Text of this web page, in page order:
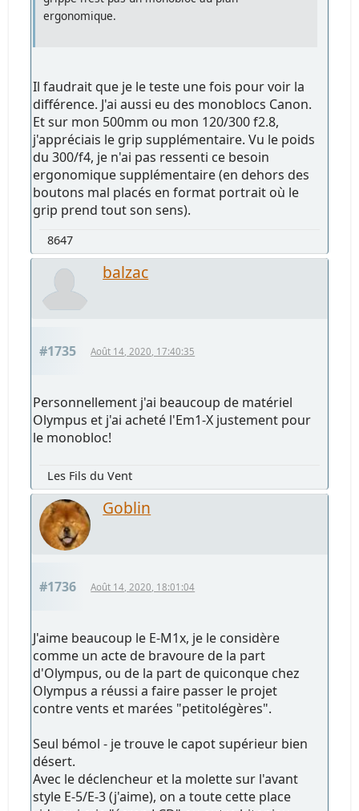
ergonomique.
Il faudrait que je le teste une fois pour voir la
différence. J'ai aussi eu des monoblocs Canon.
Et sur mon 500mm ou mon 120/300 f2.8,
j'appréciais le grip supplémentaire. Vu le poids
du 300/f4, je n'ai pas ressenti ce besoin
ergonomique supplémentaire (en dehors des
boutons mal placés en format portrait où le
grip prend tout son sens).
8647
balzac
#1735 Août 14, 2020, 17:40:35
Personnellement j'ai beaucoup de matériel
Olympus et j'ai acheté l'Em1-X justement pour
le monobloc!
Les Fils du Vent
Goblin
#1736 Août 14, 2020, 18:01:04
J'aime beaucoup le E-M1x, je le considère
comme un acte de bravoure de la part
d'Olympus, ou de la part de quiconque chez
Olympus a réussi a faire passer le projet
contre vents et marées "petitolégères".
Seul bémol - je trouve le capot supérieur bien
désert.
Avec le déclencheur et la molette sur l'avant
style E-5/E-3 (j'aime), on a toute cette place